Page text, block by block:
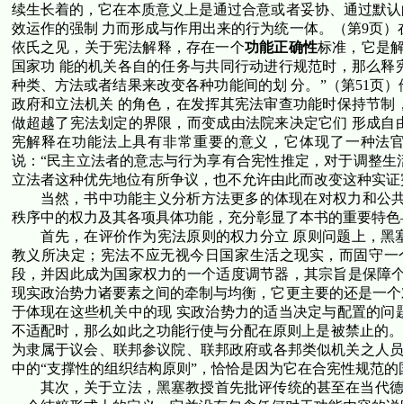
续生长着的，它在本质意义上是通过合意或者妥协、通过默
效运作的强制 力而形成与作用出来的行为统一体。（第9页）
依氏之见，关于宪法解释，存在一个功能正确性标准，它是
国家功 能的机关各自的任务与共同行动进行规范时，那么
种类、方法或者结果来改变各种功能间的划 分。”（第51页）
政府和立法机关 的角色，在发挥其宪法审查功能时保持节
做超越了宪法划定的界限，而变成由法院来决定它们 形成
宪解释在功能法上具有非常重要的意义，它体现了一种法
说：“民主立法者的意志与行为享有合宪性推定，对于调整
立法者这种优先地位有所争议，也不允许由此而改变这种实
当然，书中功能主义分析方法更多的体现在对权力和公
秩序中的权力及其各项具体功能，充分彰显了本书的重要
首先，在评价作为宪法原则的权力分立 原则问题上，
教义所决定；宪法不应无视今日国家生活之现实，而固守
段，并因此成为国家权力的一个适度调节器，其宗旨是保
现实政治势力诸要素之间的牵制与均衡，它更主要的还是一
于体现在这些机关中的现 实政治势力的适当决定与配置的
不适配时，那么如此之功能行使与分配在原则上是被禁止的
为隶属于议会、联邦参议院、联邦政府或各邦类似机关之人
中的“支撑性的组织结构原则”，恰恰是因为它在合宪性规范
其次，关于立法，黑塞教授首先批评传统的甚至在当代